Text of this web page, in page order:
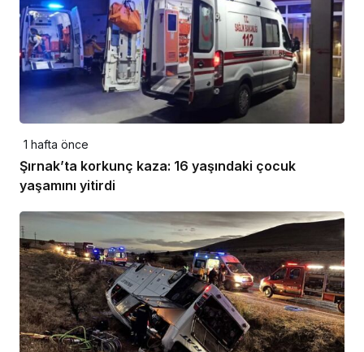
1 hafta önce
Şırnak’ta korkunç kaza: 16 yaşındaki çocuk
yaşamını yitirdi